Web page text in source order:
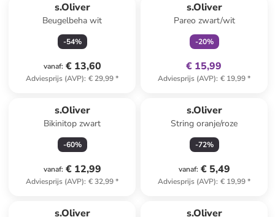
s.Oliver
Beugelbeha wit
-54%
vanaf: € 13,60
Adviesprijs (AVP): € 29,99*
s.Oliver
Pareo zwart/wit
-20%
€ 15,99
Adviesprijs (AVP): € 19,99*
s.Oliver
Bikinitop zwart
-60%
vanaf: € 12,99
Adviesprijs (AVP): € 32,99*
s.Oliver
String oranje/roze
-72%
vanaf: € 5,49
Adviesprijs (AVP): € 19,99*
s.Oliver s.Oliver